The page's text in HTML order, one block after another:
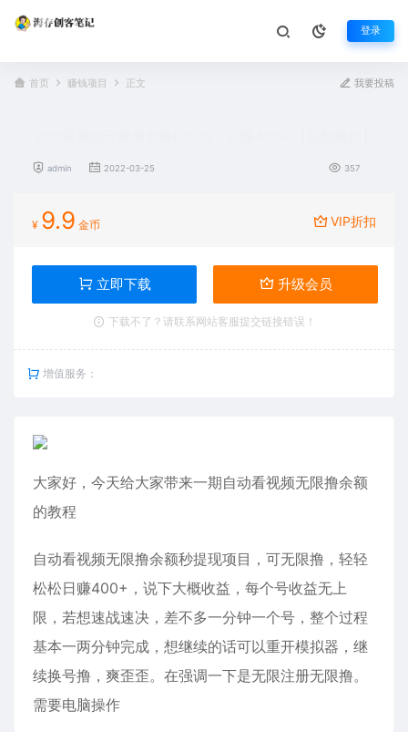
登录
首页 赚钱项目 正文 我要投稿
admin 2022-03-25 357
¥ 9.9 金币 VIP折扣
立即下载 升级会员
下载不了？请联系网站客服提交链接错误！
增值服务：
大家好，今天给大家带来一期自动看视频无限撸余额
的教程
自动看视频无限撸余额秒提现项目，可无限撸，轻轻
松松日赚400+，说下大概收益，每个号收益无上
限，若想速战速决，差不多一分钟一个号，整个过程
基本一两分钟完成，想继续的话可以重开模拟器，继
续换号撸，爽歪歪。在强调一下是无限注册无限撸。
需要电脑操作